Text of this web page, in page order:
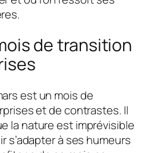
de transition
est un mois de
et de contrastes. Il
la nature est imprévisible
s’adapter à ses humeurs